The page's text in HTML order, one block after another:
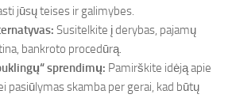
jūsų teises ir galimybes.
Susitelkite į derybas, pajamų
bankroto procedūrą.
sprendimų: Pamirškite idėją apie
pasiūlymas skamba per gerai, kad būtų